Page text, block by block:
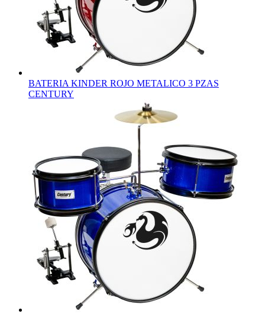
BATERIA KINDER ROJO METALICO 3 PZAS
CENTURY